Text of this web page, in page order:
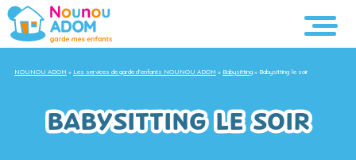
NOUNOU ADOM » Les services de garde d’enfants NOUNOU ADOM » Babysitting» Babysitting le soir
BABYSITTING LE SOIR